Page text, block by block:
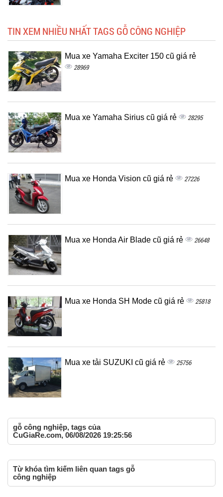
TIN XEM NHIỀU NHẤT TAGS GỖ CÔNG NGHIỆP
Mua xe Yamaha Exciter 150 cũ giá rẻ
28969
Mua xe Yamaha Sirius cũ giá rẻ 28295
Mua xe Honda Vision cũ giá rẻ 27226
Mua xe Honda Air Blade cũ giá rẻ 26648
Mua xe Honda SH Mode cũ giá rẻ 25818
Mua xe tải SUZUKI cũ giá rẻ 25756
gỗ công nghiệp, tags của
CuGiaRe.com, 06/08/2026 19:25:56
Từ khóa tìm kiếm liên quan tags gỗ
công nghiệp